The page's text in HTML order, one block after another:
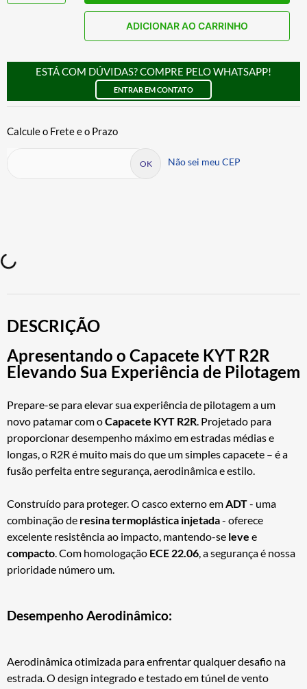
Espelhada Rainbow
Esgotado
Viseira de Capacete KYT R2R
Esgotado
ADICIONAR AO CARRINHO
ESTÁ COM DÚVIDAS? COMPRE PELO WHATSAPP!
ENTRAR EM CONTATO
Não sei meu CEP
DESCRIÇÃO
Apresentando o Capacete KYT R2R
Elevando Sua Experiência de Pilotagem
Prepare-se para elevar sua experiência de pilotagem a um
novo patamar com oCapacete KYT R2R. Projetado para
proporcionar desempenho máximo em estradas médias e
longas, o R2R é muito mais do que um simples capacete – é a
fusão perfeita entre segurança, aerodinâmica e estilo.
Construído para proteger. O casco externo emADT- uma
combinação de resina termoplástica injetada- oferece
excelente resistência ao impacto, mantendo-se leve e
compacto. Com homologação ECE 22.06, a segurança é nossa
prioridade número um.
Desempenho Aerodinâmico:
Aerodinâmica otimizada para enfrentar qualquer desafio na
estrada. O design integrado e testado em túnel de vento